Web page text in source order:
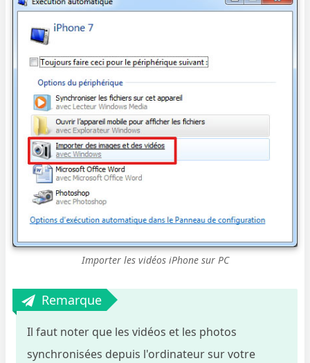
Importer les vidéos iPhone sur PC
Remarque
Il faut noter que les vidéos et les photos
synchronisées depuis l'ordinateur sur votre